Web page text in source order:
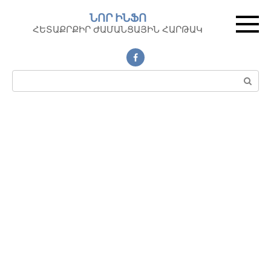
контенту
ՆՈՐ ԻՆՖՈ
ՀԵՏԱՔՐՔԻՐ ԺԱՄԱՆՑԱՅԻՆ ՀԱՐԹԱԿ
Поиск: